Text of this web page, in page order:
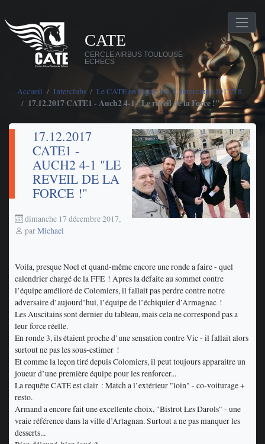
CATE
CERCLE AIRBUS TOULOUSE
ECHECS
Accueil Interclubs Le CATE en Ligue 1 et 2, Interclubs 2017/18
17.12.2017 CATE1 - Auch2 4-1 "Le reveil de la Force !"
17.12.2017
CATE1 -
AUCH2 4-1 "LE
REVEIL DE LA
FORCE !"
dimanche 17 décembre 2017,
parMichael
Voila, presque Noel et quand-même encore une ronde a faire - quel
calendrier chargé de la FFE ! Apres la défaite au sommet contre
l’équipe amélioré de Colomiers, il fallait pas perdre contre notre
adversaire d’aujourd’hui, l’équipe de l’échiquier d’Armagnac !
Les Auscitains sont dernier du tableau, mais cela ne correspond pas a
leur force réelle.
En ronde 3, ils étaient proche d’une sensation contre Vic - il fallait alors
surtout ne pas les sous-estimer !
Et comme la leçon tiré depuis Colomiers, il peut toujours apparaitre un
joueur d’une première équipe pour les renforcer...
La requête CATE est clair : Match a l’extérieur "loin" - co-voiturage +
resto.
Armand a encore fait une excellente choix, "Bistrot Les Darols" - une
vraie référence dans la ville d’Artagnan. Surtout a ne pas manquer les
desserts...